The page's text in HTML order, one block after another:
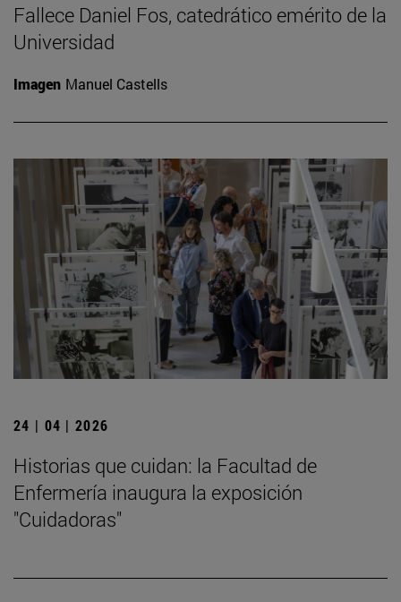
Fallece Daniel Fos, catedrático emérito de la
Universidad
Imagen Manuel Castells
24 | 04 | 2026
Historias que cuidan: la Facultad de
Enfermería inaugura la exposición
"Cuidadoras"